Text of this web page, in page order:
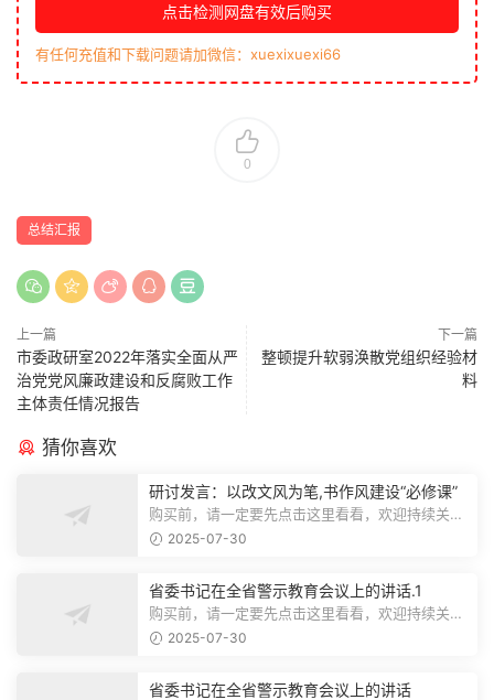
点击检测网盘有效后购买
有任何充值和下载问题请加微信：xuexixuexi66
0
总结汇报
上一篇
市委政研室2022年落实全面从严
治党党风廉政建设和反腐败工作
主体责任情况报告
下一篇
整顿提升软弱涣散党组织经验材
料
猜你喜欢
研讨发言：以改文风为笔,书作风建设“必修课”
购买前，请一定要先点击这里看看，欢迎持续关
注，精彩模板每天推送预览结束，本文...
2025-07-30
省委书记在全省警示教育会议上的讲话.1
购买前，请一定要先点击这里看看，欢迎持续关
注，精彩模板每天推送预览结束，本文...
2025-07-30
省委书记在全省警示教育会议上的讲话